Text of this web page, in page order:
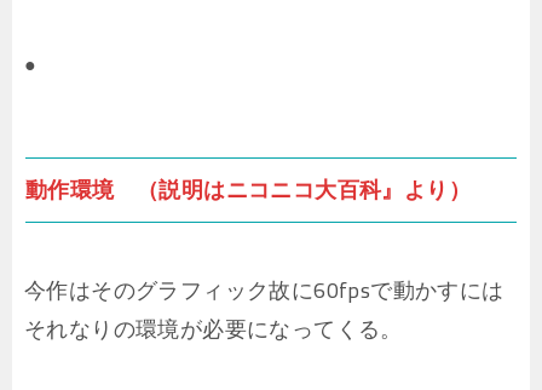
●
動作環境 （説明はニコニコ大百科』より）
今作はそのグラフィック故に60fpsで動かすには
それなりの環境が必要になってくる。